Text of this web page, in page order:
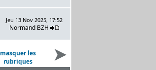
Jeu 13 Nov 2025, 17:52
Normand BZH
masquer les
rubriques